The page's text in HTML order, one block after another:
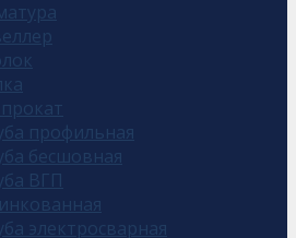
профильная
бесшовная
ВГП
электросварная